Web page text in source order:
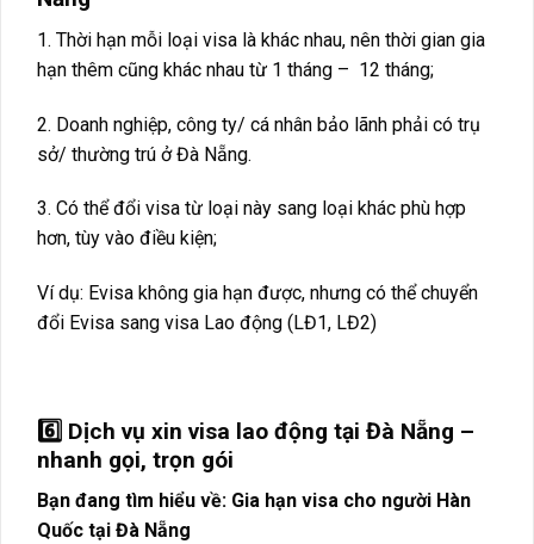
1. Thời hạn mỗi loại visa là khác nhau, nên thời gian gia
hạn thêm cũng khác nhau từ 1 tháng – 12 tháng;
2. Doanh nghiệp, công ty/ cá nhân bảo lãnh phải có trụ
sở/ thường trú ở Đà Nẵng.
3. Có thể đổi visa từ loại này sang loại khác phù hợp
hơn, tùy vào điều kiện;
Ví dụ: Evisa không gia hạn được, nhưng có thể chuyển
đổi Evisa sang visa Lao động (LĐ1, LĐ2)
6️⃣ Dịch vụ xin visa lao động tại Đà Nẵng –
nhanh gọi, trọn gói
Bạn đang tìm hiểu về: Gia hạn visa cho người Hàn
Quốc tại Đà Nẵng